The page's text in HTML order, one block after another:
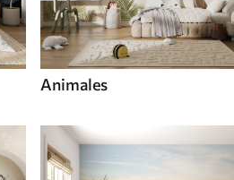
Animales